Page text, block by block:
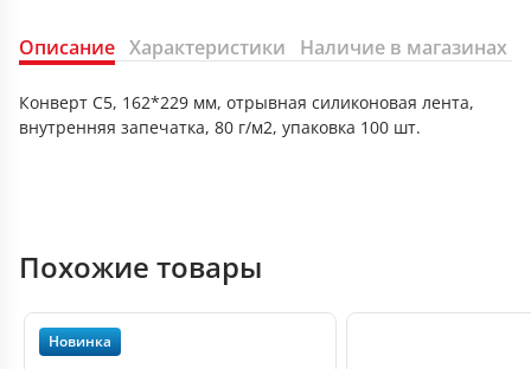
Описание Характеристики Наличие в магазинах
Конверт C5, 162*229 мм, отрывная силиконовая лента,
внутренняя запечатка, 80 г/м2, упаковка 100 шт.
Похожие товары
Новинка